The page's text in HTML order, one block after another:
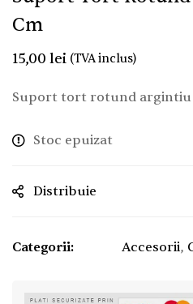
Cm
15,00 lei (TVA inclus)
Suport tort rotund argintiu
Stoc epuizat
Distribuie
Categorii: Accesorii,